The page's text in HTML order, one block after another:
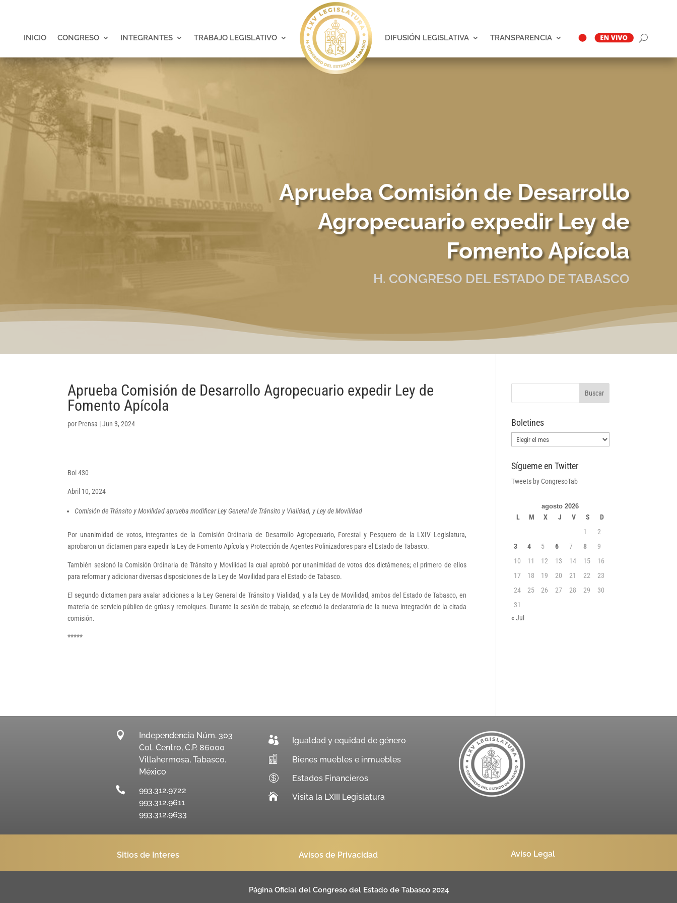
INICIO CONGRESO INTEGRANTES TRABAJO LEGISLATIVO DIFUSIÓN LEGISLATIVA TRANSPARENCIA
Aprueba Comisión de Desarrollo
Agropecuario expedir Ley de
Fomento Apícola
H. CONGRESO DEL ESTADO DE TABASCO
Aprueba Comisión de Desarrollo Agropecuario expedir Ley de
Fomento Apícola
por Prensa |Jun 3, 2024
Bol 430
Abril 10, 2024
Comisión de Tránsito y Movilidad aprueba modificar Ley General de Tránsito y Vialidad, y Ley de Movilidad
Por unanimidad de votos, integrantes de la Comisión Ordinaria de Desarrollo Agropecuario, Forestal y Pesquero de la LXIV Legislatura,
aprobaron un dictamen para expedir la Ley de Fomento Apícola y Protección de Agentes Polinizadores para el Estado de Tabasco.
También sesionó la Comisión Ordinaria de Tránsito y Movilidad la cual aprobó por unanimidad de votos dos dictámenes; el primero de ellos
para reformar y adicionar diversas disposiciones de la Ley de Movilidad para el Estado de Tabasco.
El segundo dictamen para avalar adiciones a la Ley General de Tránsito y Vialidad, y a la Ley de Movilidad, ambos del Estado de Tabasco, en
materia de servicio público de grúas y remolques. Durante la sesión de trabajo, se efectuó la declaratoria de la nueva integración de la citada
comisión.
*****
Boletines
Boletines
Sígueme en Twitter
Tweets by CongresoTab
agosto 2026
L M X J V S
D
1
2
3
4 5 6 7 8
9
10
11 12 13 14 15
16
17
18 19 20 21 22
23
24
25 26 27 28 29
30
31
« Jul

Independencia Núm. 303
Col. Centro, C.P. 86000
Villahermosa, Tabasco.
México

993.312.9722
993.312.9611
993.312.9633
 Igualdad y equidad de género
 Bienes muebles e inmuebles
 Estados Financieros
 Visita la LXIII Legislatura
Sitios de Interes Avisos de Privacidad Aviso Legal
Página Oficial del Congreso del Estado de Tabasco 2024